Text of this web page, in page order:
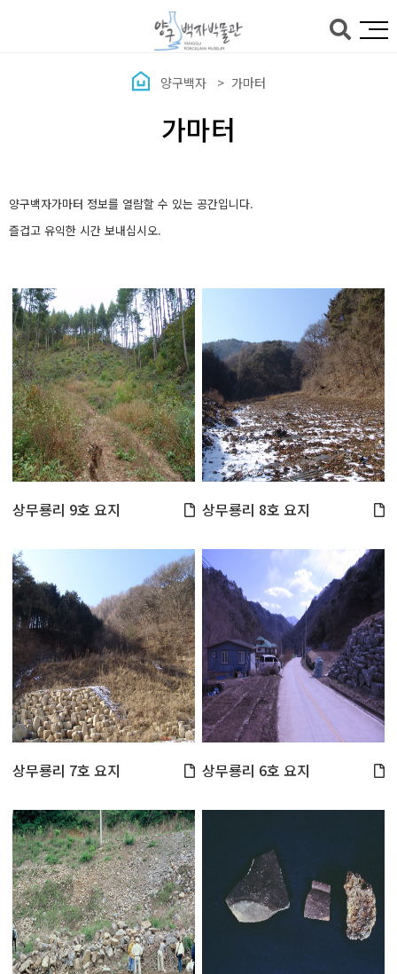
양구백자 가마터
가마터
양구백자가마터 정보를 열람할 수 있는 공간입니다.
즐겁고 유익한 시간 보내십시오.
상무룡리 9호 요지 상무룡리 8호 요지
상무룡리 7호 요지 상무룡리 6호 요지